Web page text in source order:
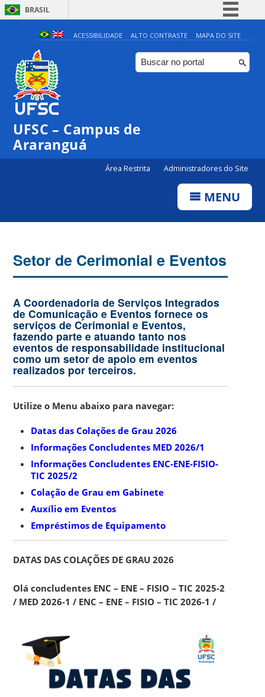
BRASIL
Simplifique!
Comunica BR
Participe
ACESSIBILIDADE ALTO CONTRASTE MAPA DO SITE
UFSC – Campus de
Araranguá
Área Restrita Administradores do Site
MENU
Setor de Cerimonial e Eventos
A Coordenadoria de Serviços Integrados
de Comunicação e Eventos fornece os
serviços de Cerimonial e Eventos,
fazendo parte e atuando tanto nos
eventos de responsabilidade institucional
como um setor de apoio em eventos
realizados por terceiros.
Utilize o Menu abaixo para navegar:
Datas das Colações de Grau 2026
Informações Concludentes MED 2026/1
Informações Concludentes ENC-ENE-FISIO-
TIC 2025/2
Colação de Grau em Gabinete
Auxílio em Eventos
Empréstimos de Equipamento
DATAS DAS COLAÇÕES DE GRAU 2026
Olá concludentes ENC – ENE – FISIO – TIC 2025-2
/ MED 2026-1 / ENC – ENE – FISIO – TIC 2026-1 /